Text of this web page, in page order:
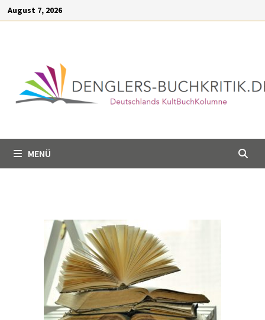
springen
August 7, 2026
MENÜ